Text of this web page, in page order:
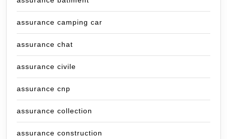
assurance camping car
assurance chat
assurance civile
assurance cnp
assurance collection
assurance construction